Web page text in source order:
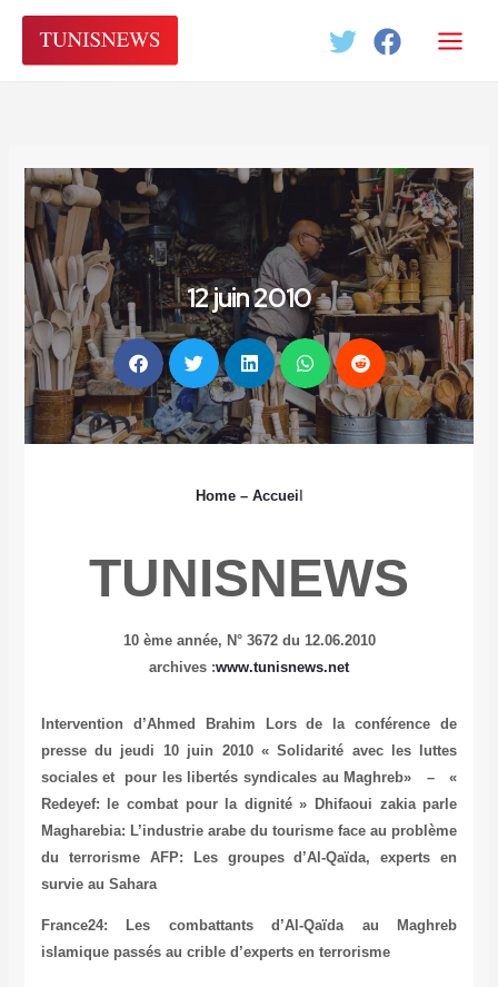
Aller
contenu
12 juin 2010
Home– Accuei
TUNISNEWS
10 ème année, N° 3672 du 12.06.2010
archives :www.tunisnews.net
Intervention d’Ahmed Brahim Lors de la conférence de
presse du jeudi 10 juin 2010 « Solidarité avec les luttes
sociales et pour les libertés syndicales au Maghreb» – «
Redeyef: le combat pour la dignité » Dhifaoui zakia parle
Magharebia: L’industrie arabe du tourisme face au problème
du terrorismeAFP: Les groupes d’Al-Qaïda, experts en
survie au Sahara
France24: Les combattants d’Al-Qaïda au Maghreb
islamique passés au crible d’experts en terrorisme